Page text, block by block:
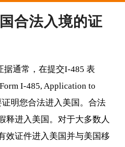
合法入境的证
据通常，在提交I-485 表
I-485, Application to
证明您合法进入美国。合法
释进入美国。对于大多数人
效证件进入美国并与美国移